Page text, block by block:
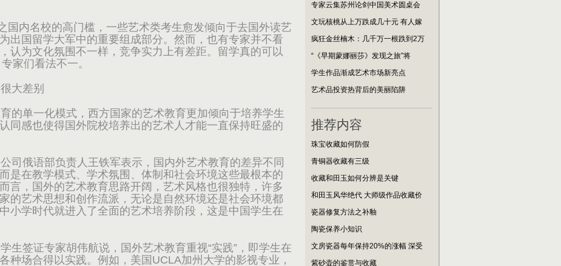
国内名校的高门槛，一些艺术类考生愈发倾向于去国外读艺
出国留学大军中的重要组成部分。然而，也有专家并不看
认为文化氛围不一样，竞争实力上有差距。留学真的可以
家们看法不一。
大差别
的单一化模式，西方国家的艺术教育更加倾向于培养学生
同感也使得国外院校培养出的艺术人才能一直保持旺盛的
司俄语部负责人王铁军表示，国内外艺术教育的差异不同
是在教学模式、学术氛围、体制和社会环境这些最根本的
言，国外的艺术教育思路开阔，艺术风格也很独特，许多
的艺术思想和创作流派，无论是自然环境还是社会环境都
小学时代就进入了全面的艺术培养阶段，这是中国学生在
生签证专家胡伟航说，国外艺术教育重视“实践”，即学生在
种场合得以实践。例如，美国UCLA加州大学的影视专业，
专家云集苏州论剑中国美术圆桌会
文玩核桃从上万跌成几十元 有人嫁
疯狂金丝楠木：几千万一根跌到2万
“《早期蒙娜丽莎》发现之旅”将
学生作品渐成艺术市场新亮点
艺术品投资热背后的美丽陷阱
推荐内容
珠宝收藏如何防假
青铜器收藏有三级
收藏和田玉如何分辨是关键
和田玉风华绝代 大师级作品收藏价
瓷器修复方法之补釉
陶瓷保养小知识
文房瓷器每年保持20%的涨幅 深受
紫砂壶的鉴赏与收藏